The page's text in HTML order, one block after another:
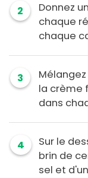
2
Donnez
chaque
chaque
3
la crème
dans
4
Sur le
brin de
sel et